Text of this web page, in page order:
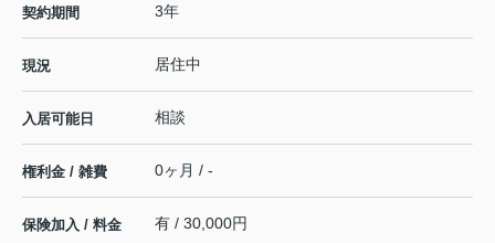
契約期間 3年
現況 居住中
入居可能日 相談
権利金 / 雑費 0ヶ月 / -
保険加入 / 料金 有 / 30,000円